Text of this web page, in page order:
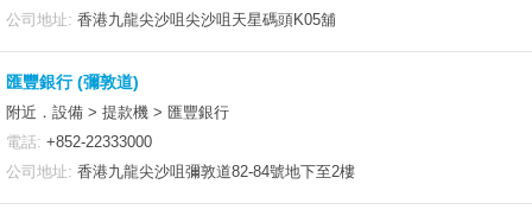
公司地址: 香港九龍尖沙咀尖沙咀天星碼頭K05舖
匯豐銀行 (彌敦道)
附近．設備 > 提款機 > 匯豐銀行
電話: +852-22333000
公司地址: 香港九龍尖沙咀彌敦道82-84號地下至2樓